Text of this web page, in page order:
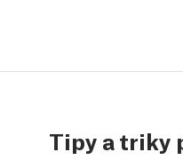
Tipy a triky